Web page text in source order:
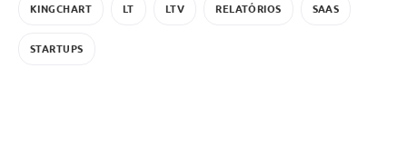
KINGCHART LT LTV RELATÓRIOS SAAS
STARTUPS